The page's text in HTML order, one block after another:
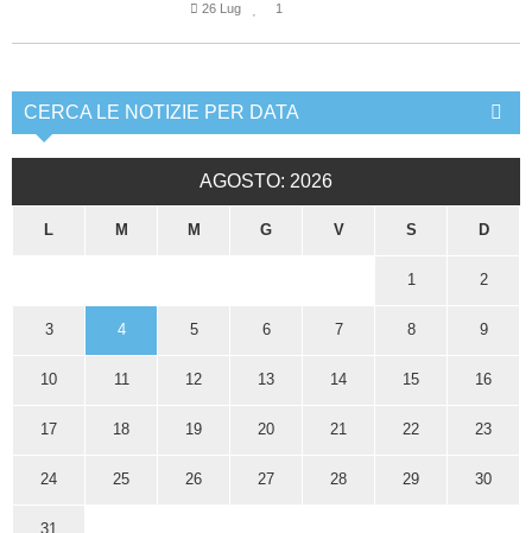
26 Lug 1
CERCA LE NOTIZIE PER DATA
AGOSTO: 2026
L M M G V S D
1 2
3 4 5 6 7 8 9
10 11 12 13 14 15 16
17 18 19 20 21 22 23
24 25 26 27 28 29 30
31